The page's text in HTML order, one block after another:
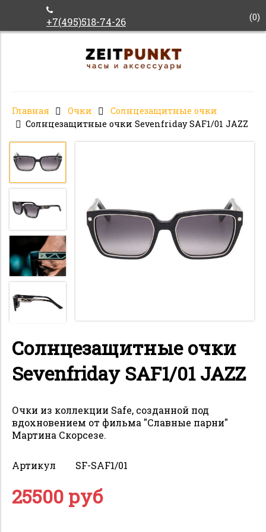
+7(495)518-74-26 (0)
Главная Очки
Солнцезащитные очки
Солнцезащитные очки Sevenfriday SAF1/01 JAZZ
Солнцезащитные очки
Sevenfriday SAF1/01 JAZZ
Очки из коллекции Safe, созданной под
вдохновением от фильма "Славные парни"
Мартина Скорсезе.
Артикул SF-SAF1/01
25500 руб